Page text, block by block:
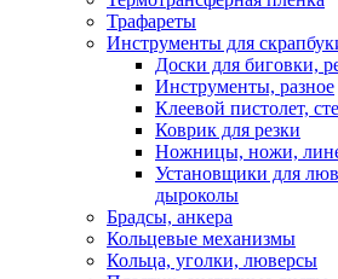
Трафареты
Инструменты для
Доски для биговки,
Инструменты, разное
Клеевой пистолет,
Коврик для резки
Ножницы, ножи,
Установщики для
дыроколы
Брадсы, анкера
Кольцевые механизмы
Кольца, уголки, люверсы